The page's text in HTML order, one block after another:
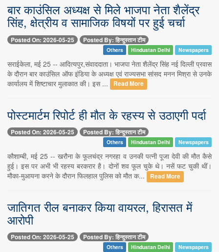
बार काउंसिल अध्यक्ष से मिले भाजपा नेता शैलेंद्र
सिंह, क्षेत्रीय व सामाजिक विषयों पर हुई चर्चा
Posted On: 2026-05-25 Posted By: हिन्दुस्तान टीम
Others Hindustan Delhi Newspapers
सराईकेला, मई 25 -- आदित्यपुर,संवाददाता। भाजपा नेता शैलेंद्र सिंह नई दिल्ली प्रवास
के दौरान बार काउंसिल ऑफ इंडिया के अध्यक्ष एवं राज्यसभा सांसद मनन मिश्रा से उनके
कार्यालय में शिष्टाचार मुलाकात की। इस ...
Read More
पोस्टमार्टम रिपोर्ट ही मौत के रहस्य से उठाएगी पर्दा
Posted On: 2026-05-25 Posted By: हिन्दुस्तान टीम
Others Hindustan Delhi Newspapers
कौशाम्बी, मई 25 -- खरौना के फूलचंद्र नगरहा व उनकी पत्नी पूजा देवी की मौत कैसे
हुई। इस पर अभी भी रहस्य बरकरार है। दोनों शव फूल चुके थे। नसें फट चुकी थीं।
मौका-मुआयना करने के दौरान फिलहाल पुलिस को मौत क...
Read More
जातिगत रील बनाकर किया वायरल, हिरासत में
आरोपी
Posted On: 2026-05-25 Posted By: हिन्दुस्तान टीम
Others Hindustan Delhi Newspapers